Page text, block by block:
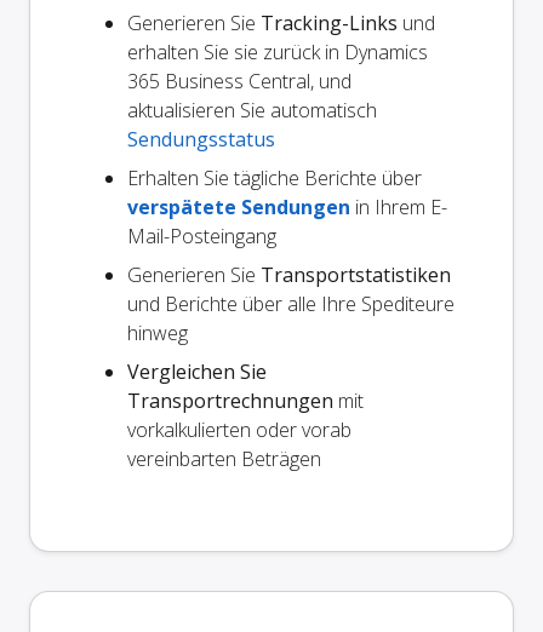
Generieren Sie Tracking-Links und
erhalten Sie sie zurück in Dynamics
365 Business Central, und
aktualisieren Sie automatisch
Sendungsstatus
Erhalten Sie tägliche Berichte über
verspätete Sendungen in Ihrem E-
Mail-Posteingang
Generieren Sie Transportstatistiken
und Berichte über alle Ihre Spediteure
hinweg
Vergleichen Sie
Transportrechnungen mit
vorkalkulierten oder vorab
vereinbarten Beträgen